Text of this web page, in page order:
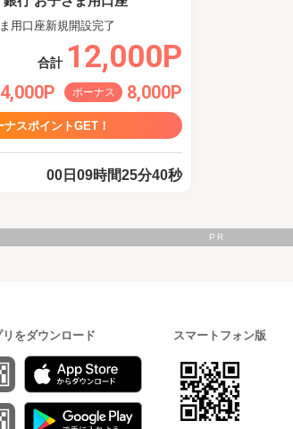
用口座新規開設完了
合計 12,000P
4,000P ボーナス 8,000P
スポイントGET！
00日09時間25分40秒
リをダウンロード スマートフォン版